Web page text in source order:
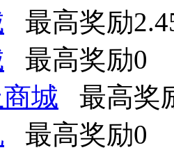
最高奖励
最高奖励0
城 最高奖
最高奖励0